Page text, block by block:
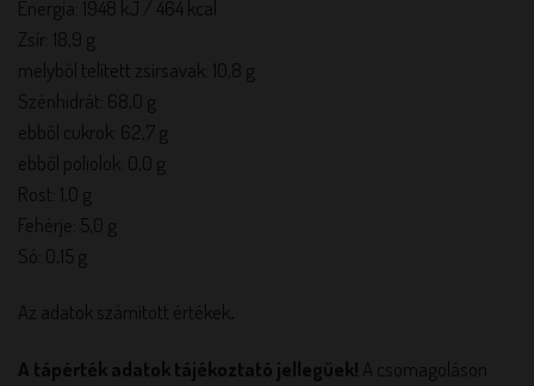
Energia: 1948 kJ / 464 kcal
Zsír: 18,9 g
melyből telített zsírsavak: 10,8 g
Szénhidrát: 68,0 g
ebből cukrok: 62,7 g
ebből poliolok: 0,0 g
Rost: 1,0 g
Fehérje: 5,0 g
Só: 0,15 g
Az adatok számított értékek
A tápérték adatok tájékoztató jellegűek! A csomagoláson